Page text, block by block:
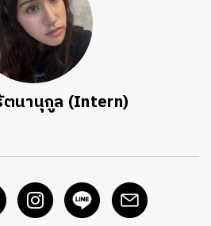
นานุกูล (Intern)